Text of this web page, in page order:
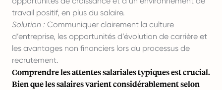
travail positif, en plus du salaire.
Solution : Communiquer clairement la culture
d’entreprise, les opportunités d’évolution de carrière et
les avantages non financiers lors du processus de
recrutement.
Comprendre les attentes salariales typiques est crucial.
Bien que les salaires varient considérablement selon